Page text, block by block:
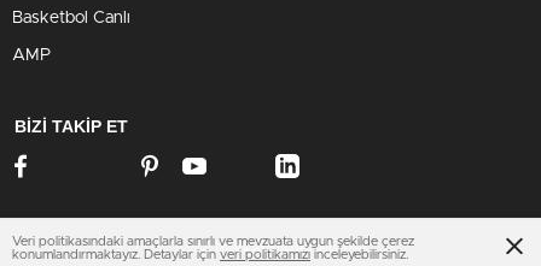
Basketbol Canlı
AMP
BİZİ TAKİP ET
www.hakkarihaberleri.net
Veri politikasındaki amaçlarla sınırlı ve mevzuata uygun şekilde çerez
konumlandırmaktayız. Detaylar için veri politikamızı inceleyebilirsiniz.